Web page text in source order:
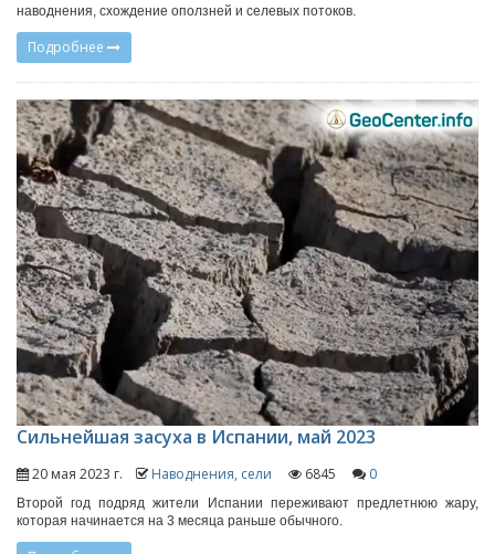
наводнения, схождение оползней и селевых потоков.
Подробнее
Сильнейшая засуха в Испании, май 2023
20 мая 2023 г. Наводнения, сели 6845 0
Второй год подряд жители Испании переживают предлетнюю жару,
которая начинается на 3 месяца раньше обычного.